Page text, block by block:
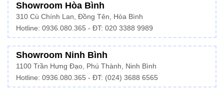
Showroom Hòa Bình
310 Cù Chính Lan, Đồng Tên, Hòa Bình
Hotline: 0936.080.365 - ĐT: 020 3388 9989
Showroom Ninh Bình
1100 Trần Hưng Đạo, Phú Thành, Ninh Bình
Hotline: 0936.080.365 - ĐT: (024) 3688 6565